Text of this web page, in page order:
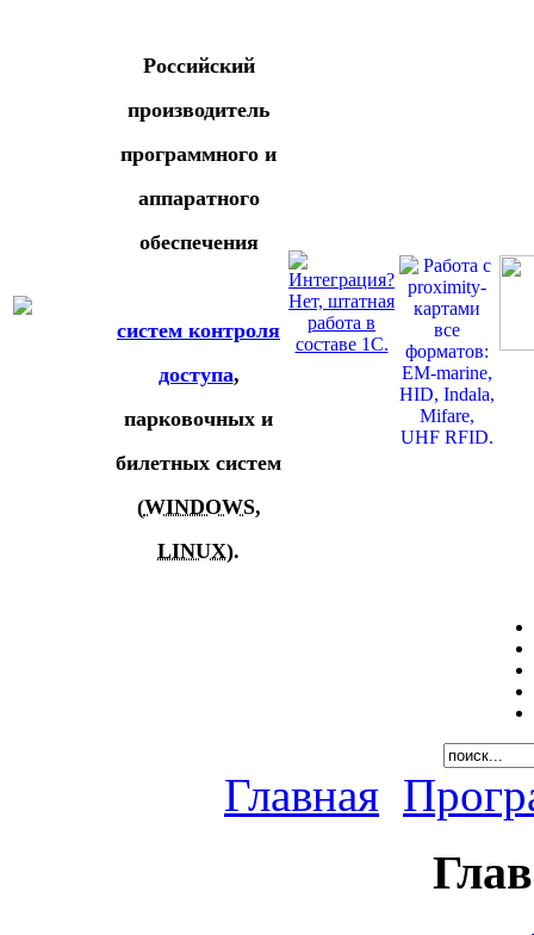
Российский
производитель
программного и
аппаратного
обеспечения
систем контроля
доступа,
парковочных и
билетных систем
(WINDOWS,
LINUX).
Главная